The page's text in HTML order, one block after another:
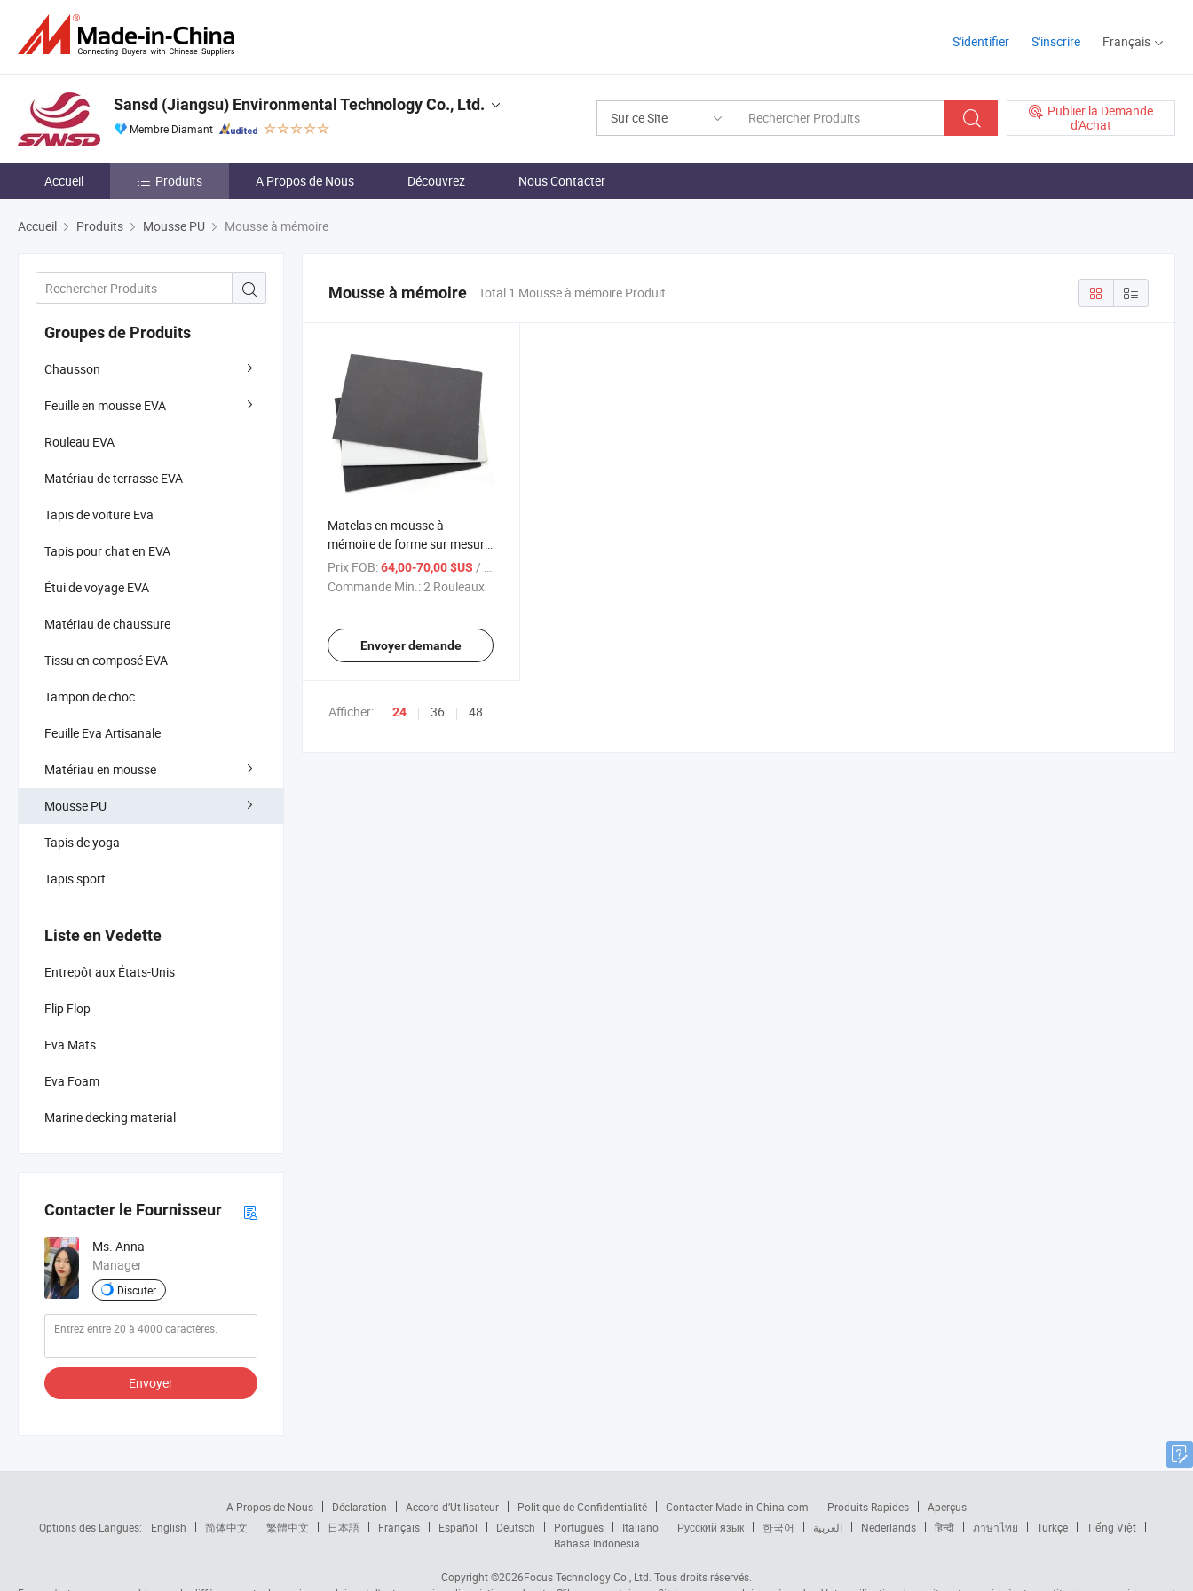
S'identifier S'inscrire Français
Sur ce Site
Publier la Demande
d'Achat
Sansd (Jiangsu) Environmental Technology Co., Ltd.
Membre Diamant
Accueil Produits A Propos de Nous Découvrez Nous Contacter
Accueil Produits Mousse PU Mousse à mémoire
Groupes de Produits
Chausson
Feuille en mousse EVA
Rouleau EVA
Matériau de terrasse EVA
Tapis de voiture Eva
Tapis pour chat en EVA
Étui de voyage EVA
Matériau de chaussure
Tissu en composé EVA
Tampon de choc
Feuille Eva Artisanale
Matériau en mousse
Mousse PU
Tapis de yoga
Tapis sport
Liste en Vedette
Entrepôt aux États-Unis
Flip Flop
Eva Mats
Eva Foam
Marine decking material
Contacter le Fournisseur
Ms. Anna
Manager
Discuter
Envoyer
Mousse à mémoire Total 1 Mousse à mémoire Produit
Matelas en mousse à
mémoire de forme sur mesure
premium pour un confort et
un soutien ultimes
Prix FOB:64,00-70,00 $US / Rouleau
Commande Min.:2 Rouleaux
Envoyer demande
Afficher: 24 36 48
A Propos de Nous Déclaration Accord d’Utilisateur Politique de Confidentialité Contacter Made-in-China.com Produits Rapides
Aperçus
Options des Langues:
English 简体中文 繁體中文 日本語 Français Español Deutsch Português Italiano Русский язык 한국어 العربية Nederlands हिन्दी ภาษาไทย Türkçe
Tiếng Việt
Bahasa Indonesia
Copyright ©2026Focus Technology Co., Ltd. Tous droits réservés.